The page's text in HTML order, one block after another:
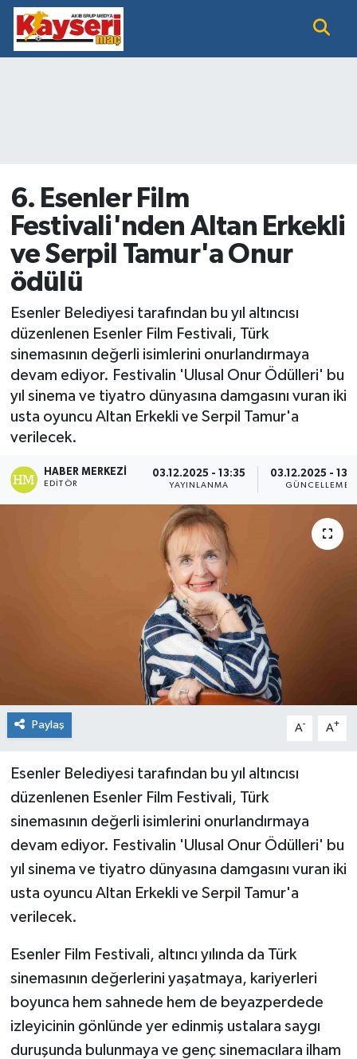
6. Esenler Film
Festivali'nden Altan Erkekli
ve Serpil Tamur'a Onur
ödülü
Esenler Belediyesi tarafından bu yıl altıncısı
düzenlenen Esenler Film Festivali, Türk
sinemasının değerli isimlerini onurlandırmaya
devam ediyor. Festivalin 'Ulusal Onur Ödülleri' bu
yıl sinema ve tiyatro dünyasına damgasını vuran iki
usta oyuncu Altan Erkekli ve Serpil Tamur'a
verilecek.
HABER MERKEZI
EDITÖR
03.12.2025 - 13:35
YAYINLANMA
03.12.2025 -
GÜNCELLEME
Paylaş A- A+
Esenler Belediyesi tarafından bu yıl altıncısı
düzenlenen Esenler Film Festivali, Türk
sinemasının değerli isimlerini onurlandırmaya
devam ediyor. Festivalin 'Ulusal Onur Ödülleri' bu
yıl sinema ve tiyatro dünyasına damgasını vuran iki
usta oyuncu Altan Erkekli ve Serpil Tamur'a
verilecek.
Esenler Film Festivali, altıncı yılında da Türk
sinemasının değerlerini yaşatmaya, kariyerleri
boyunca hem sahnede hem de beyazperdede
izleyicinin gönlünde yer edinmiş ustalara saygı
duruşunda bulunmaya ve genç sinemacılara ilham
EĞİTİM
SİYASET GÜNDEMİ
SPOR BÜLTENİ
SÜPER LİG
Nöbetçi Eczaneler
Süper Lig Puan Durumu ve Fikstür
Tüm Manşetler
Son Dakika Haberleri